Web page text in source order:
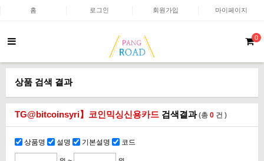
홈 로그인 회원가입 마이페이지
0
상품 검색 결과
TG@bitcoinsyri】코인믹싱신용카드 검색결과(총 0 건 )
상품명 설명 기본설명 코드